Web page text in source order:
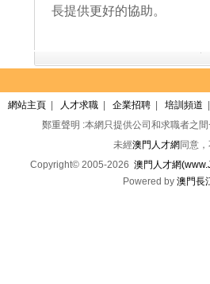
長提供更好的協助。
網站主頁 人才求職 企業招聘 培訓頻道
鄭重聲明 :本網只提供公司和求職者之
未經澳門人才網 同意
Copyright© 2005-2026 澳門人才網
Powered by 澳門長